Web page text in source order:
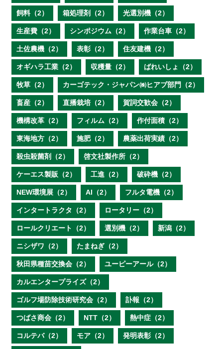
飼料（2） 箱処理剤（2） 光選別機（2）
生産費（2） シンポジウム（2） 作業台車（2）
土佐農機（2） 表彰（2） 住友建機（2）
オギハラ工業（2） 収穫量（2） ばれいしょ（2）
牧草（2） カーゴテック・ジャパン㈱ヒアブ部門（2）
畜産（2） 直播栽培（2） 賀詞交歓会（2）
機構改革（2） フィルム（2） 作付面積（2）
東海地方（2） 施肥（2） 農薬出荷実績（2）
殺虫殺菌剤（2） 啓文社製作所（2）
ケーエス製販（2） 工進（2） 破砕機（2）
NEW環境展（2） AI（2） フルタ電機（2）
インタートラクタ（2） ロータリー（2）
ロールクリエート（2） 選別機（2） 新潟（2）
ニシザワ（2） たまねぎ（2）
秋田県種苗交換会（2） ユーピーアール（2）
カルエンタープライズ（2）
ゴルフ場防除技術研究会（2） 訃報（2）
つばさ商会（2） NTT（2） 熱中症（2）
コルテバ（2） モア（2） 発明表彰（2）